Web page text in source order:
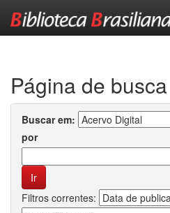
Página de busca
Buscar em:
por
Filtros correntes: